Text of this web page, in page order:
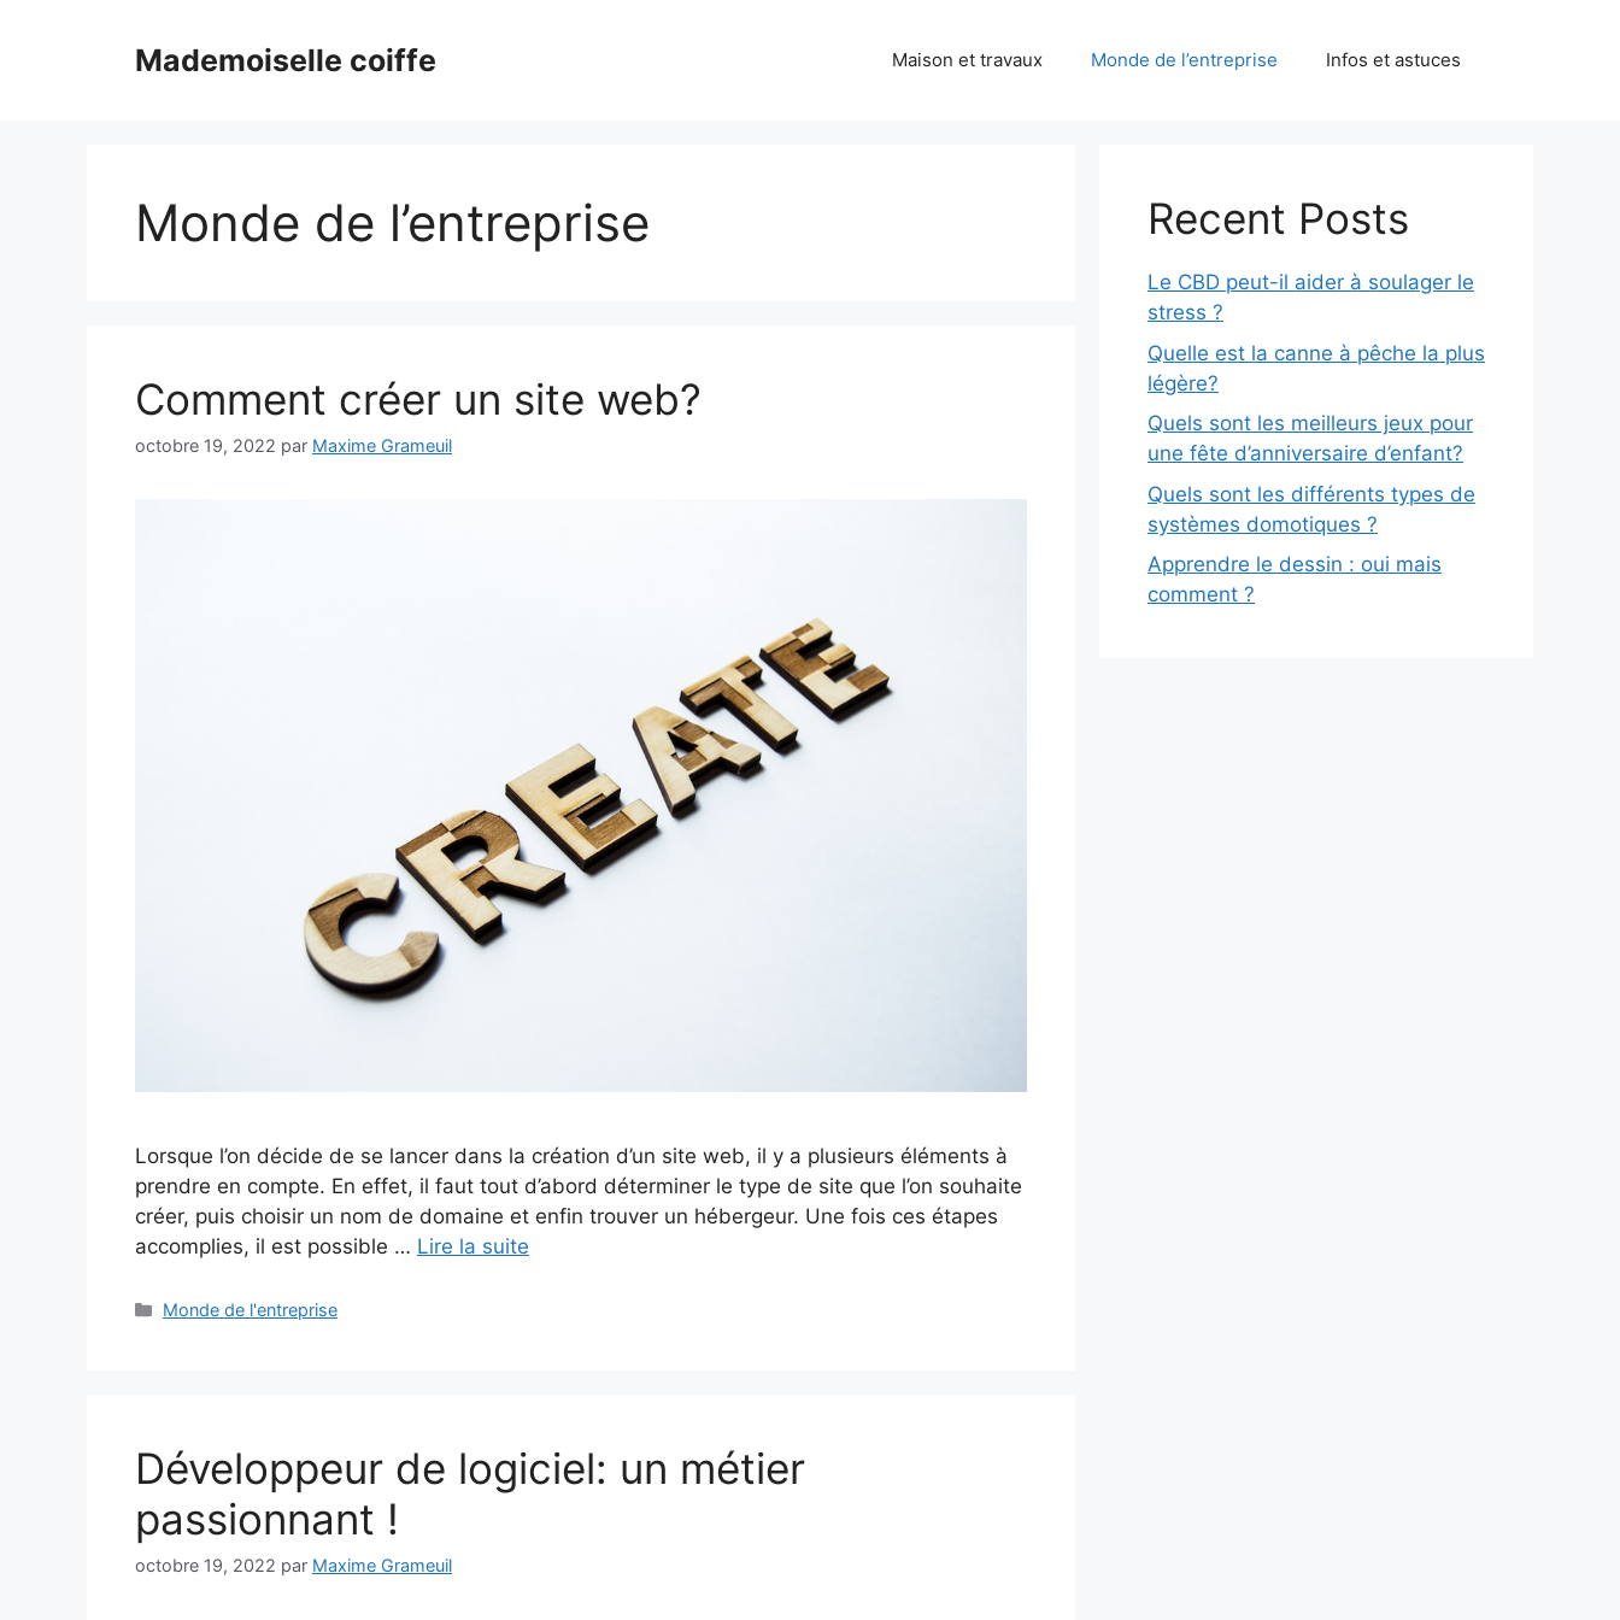
Mademoiselle coiffe Maison et travaux Monde de l’entreprise Infos et astuces
Monde de l’entreprise
Comment créer un site web?
octobre 19, 2022 par Maxime Grameuil
Lorsque l’on décide de se lancer dans la création d’un site web, il y a plusieurs éléments à
prendre en compte. En effet, il faut tout d’abord déterminer le type de site que l’on souhaite
créer, puis choisir un nom de domaine et enfin trouver un hébergeur. Une fois ces étapes
accomplies, il est possible … Lire la suite
Catégories
Monde de l'entreprise
Développeur de logiciel: un métier
passionnant !
octobre 19, 2022 par Maxime Grameuil
Recent Posts
Le CBD peut-il aider à soulager le
stress ?
Quelle est la canne à pêche la plus
légère?
Quels sont les meilleurs jeux pour
une fête d’anniversaire d’enfant?
Quels sont les différents types de
systèmes domotiques ?
Apprendre le dessin : oui mais
comment ?